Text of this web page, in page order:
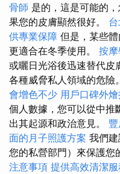
骨師 是的，這是可能的
果您的皮膚顯然很好。
供專業保障 但是，某些
更適合在冬季使用。 按
或曬日光浴後迅速替代皮
各種威脅私人領域的危險
會增色不少 用戶口碑外
個人數據，您可以從中推
出其起源和政治意見。
面的月子照護方案 我們
您的私營部門）來保護您
注意事項 提供高效清潔